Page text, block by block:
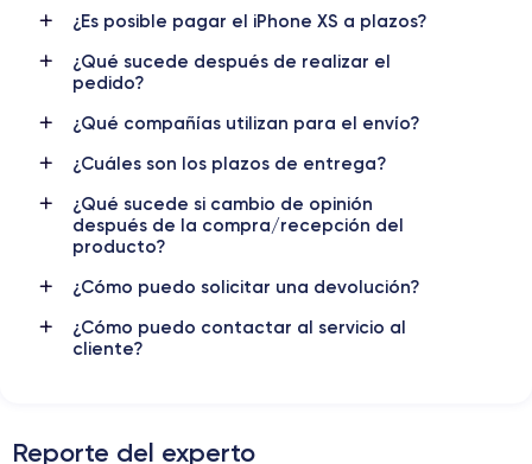
Nombre GPU Frec. procesador
12 MP 7 MP
Resolución vídeo
4K - 3840x2160px
Carga rápida
Si, mínimo 15W
Batería
Red móvil
LTE/4G
Desbloqueado
¿Es posible pagar el iPhone XS a plazos?
¿Qué sucede después de realizar el
pedido?
¿Qué compañías utilizan para el envío?
¿Cuáles son los plazos de entrega?
¿Qué sucede si cambio de opinión
después de la compra/recepción del
producto?
¿Cómo puedo solicitar una devolución?
¿Cómo puedo contactar al servicio al
cliente?
Reporte del experto